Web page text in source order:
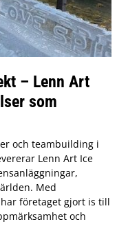
– Lenn Art
som
och teambuilding i
Lenn Art Ice
Med
företaget gjort is till
och